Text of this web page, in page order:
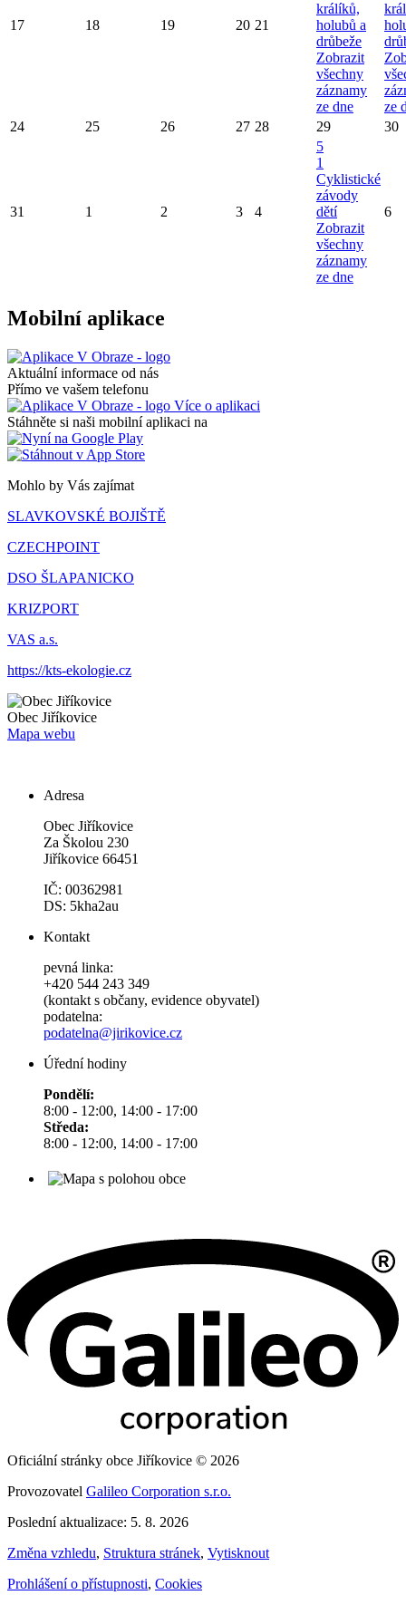
17 18 19 20 21
králíků,
holubů a
drůbeže
Zobrazit
všechny
záznamy
ze dne
ze
24
25 26 27 28 29 30
31 1 2 3 4
5
1
Cyklistické
závody
dětí
Zobrazit
všechny
záznamy
ze dne
6
Mobilní aplikace
Aktuální informace od nás
Přímo ve vašem telefonu
Více o aplikaci
Stáhněte si naši mobilní aplikaci na
Mohlo by Vás zajímat
SLAVKOVSKÉ BOJIŠTĚ
CZECHPOINT
DSO ŠLAPANICKO
KRIZPORT
VAS a.s.
https://kts-ekologie.cz
Obec Jiříkovice
Mapa webu
Adresa
Obec Jiříkovice
Za Školou 230
Jiříkovice 66451
IČ: 00362981
DS: 5kha2au
Kontakt
pevná linka:
+420 544 243 349
(kontakt s občany, evidence obyvatel)
podatelna:
podatelna@jirikovice.cz
Úřední hodiny
Pondělí:
8:00 - 12:00, 14:00 - 17:00
Středa:
8:00 - 12:00, 14:00 - 17:00
Oficiální stránky obce Jiříkovice © 2026
Provozovatel Galileo Corporation s.r.o.
Poslední aktualizace: 5. 8. 2026
Změna vzhledu, Struktura stránek, Vytisknout
Prohlášení o přístupnosti, Cookies